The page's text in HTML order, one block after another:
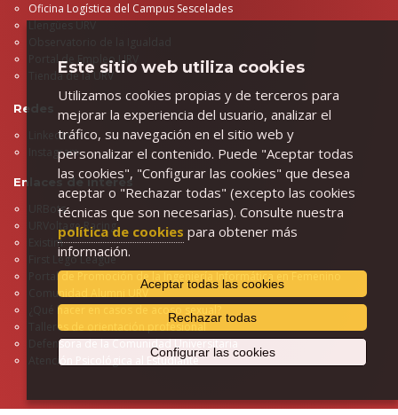
Oficina Logística del Campus Sescelades
Llengües URV
Portal de Empleo URV
Tienda de la URV
Redes
LinkedIn
Instagram
Enlaces de interés
URBots
URVoltage Racing
Existim
First Lego League
Portal de Promoción de la Ingeniería Informática en Femenino
Comunidad Alumni URV
¿Qué hacer en casos de acoso sexual?
Talleres de orientación profesional
Defensora de la Comunidad Universitaria
Atención Psicológica al Estudiante
Este sitio web utiliza cookies
Utilizamos cookies propias y de terceros para
mejorar la experiencia del usuario, analizar el
tráfico, su navegación en el sitio web y
personalizar el contenido. Puede "Aceptar todas
las cookies", "Configurar las cookies" que desea
aceptar o "Rechazar todas" (excepto las cookies
técnicas que son necesarias). Consulte nuestra
política de cookies para obtener más
información.
Aceptar todas las cookies
Rechazar todas
Configurar las cookies